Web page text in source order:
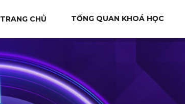
TRANG CHỦ TỔNG QUAN KHOÁ HỌC